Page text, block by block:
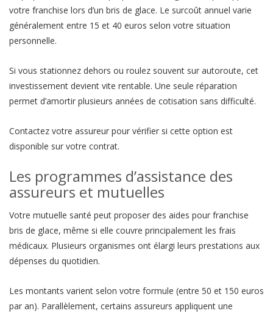
votre franchise lors d’un bris de glace. Le surcoût annuel varie
généralement entre 15 et 40 euros selon votre situation
personnelle.
Si vous stationnez dehors ou roulez souvent sur autoroute, cet
investissement devient vite rentable. Une seule réparation
permet d’amortir plusieurs années de cotisation sans difficulté.
Contactez votre assureur pour vérifier si cette option est
disponible sur votre contrat.
Les programmes d’assistance des
assureurs et mutuelles
Votre mutuelle santé peut proposer des aides pour franchise
bris de glace, même si elle couvre principalement les frais
médicaux. Plusieurs organismes ont élargi leurs prestations aux
dépenses du quotidien.
Les montants varient selon votre formule (entre 50 et 150 euros
par an). Parallèlement, certains assureurs appliquent une